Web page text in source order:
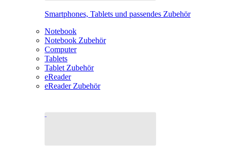
Smartphones, Tablets und passendes Zubehör
Notebook
Notebook Zubehör
Computer
Tablets
Tablet Zubehör
eReader
eReader Zubehör